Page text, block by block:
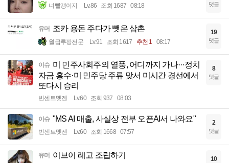
너빨갱이지 Lv.86 조회 1687 08:18 댓글
유머 조카 용돈 주다가 뺏은 삼촌
월급루팡전문 Lv.91 조회 1617 추천 1 08:17
19
댓글
이슈 미 민주사회주의 열풍, 어디까지 가나···정치
자금 홍수·미 민주당 주류 맞서 미시간 경선에서
또다시 승리
빈센트멧젠 Lv.60 조회 937 08:03
8
댓글
이슈 "MS AI 매출, 사실상 전부 오픈AI서 나와요"
빈센트멧젠 Lv.60 조회 1668 07:57
2
댓글
유머 이브이 레고 조립하기 10